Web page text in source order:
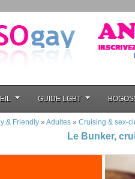
GUIDE LGBT
& Friendly » Adultes » Cruising & sex-
Le Bunker,